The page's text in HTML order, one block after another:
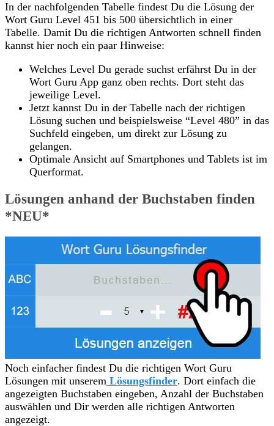
In der nachfolgenden Tabelle findest Du die Lösung der
Wort Guru Level 451 bis 500 übersichtlich in einer
Tabelle. Damit Du die richtigen Antworten schnell finden
kannst hier noch ein paar Hinweise:
Welches Level Du gerade suchst erfährst Du in der
Wort Guru App ganz oben rechts. Dort steht das
jeweilige Level.
Jetzt kannst Du in der Tabelle nach der richtigen
Lösung suchen und beispielsweise “Level 480” in das
Suchfeld eingeben, um direkt zur Lösung zu
gelangen.
Optimale Ansicht auf Smartphones und Tablets ist im
Querformat.
Lösungen anhand der Buchstaben finden
*NEU*
Noch einfacher findest Du die richtigen Wort Guru
Lösungen mit unserem Lösungsfinder. Dort einfach die
angezeigten Buchstaben eingeben, Anzahl der Buchstaben
auswählen und Dir werden alle richtigen Antworten
angezeigt.